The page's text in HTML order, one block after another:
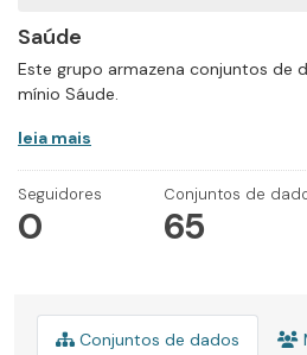
Saúde
Este grupo armazena conjuntos de
mínio Sáude.
leia mais
Seguidores
0
Conjuntos de
65
Conjuntos de dados